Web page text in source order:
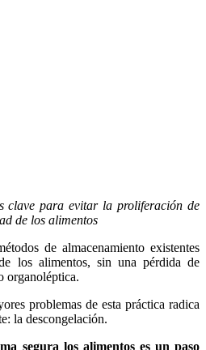
clave para evitar la proliferación de
de los alimentos
de almacenamiento existentes
los alimentos, sin una pérdida de
organoléptica.
problemas de esta práctica radica
la descongelación.
segura los alimentos es un paso